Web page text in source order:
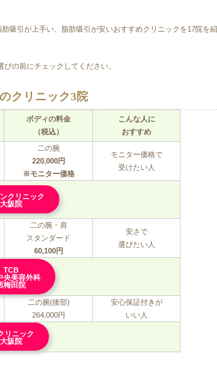
吸引が上手い、脂肪吸引が安いおすすめクリニックを17院を紹
の前にチェックしてください。
クリニック3院
ボディの料金
（税込）
こんな人に
おすすめ
二の腕
220,000円
※モニター価格
モニター価格で
受けたい人
クリニック
大阪院
二の腕・肩
スタンダード
60,100円
安さで
選びたい人
TCB
央美容外科
梅田院
二の腕(後部)
264,000円
安心保証付きが
いい人
リニック
大阪院